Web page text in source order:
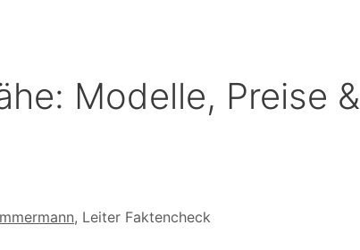
Modelle, Preise &
, Leiter Faktencheck